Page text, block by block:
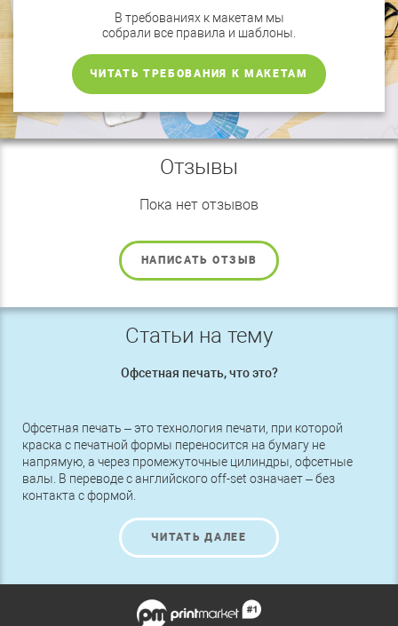
В требованиях к макетам мы
собрали все правила и шаблоны.
ЧИТАТЬ ТРЕБОВАНИЯ К МАКЕТАМ
Отзывы
Пока нет отзывов
НАПИСАТЬ ОТЗЫВ
Статьи на тему
Офсетная печать, что это?
Офсетная печать – это технология печати, при которой
краска с печатной формы переносится на бумагу не
напрямую, а через промежуточные цилиндры, офсетные
валы. В переводе с английского off-set означает – без
контакта с формой.
ЧИТАТЬ ДАЛЕЕ